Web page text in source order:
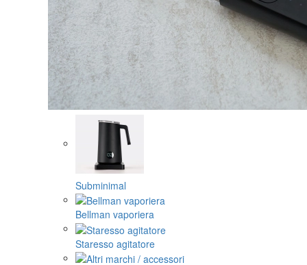
Subminimal
Bellman vaporiera
Staresso agitatore